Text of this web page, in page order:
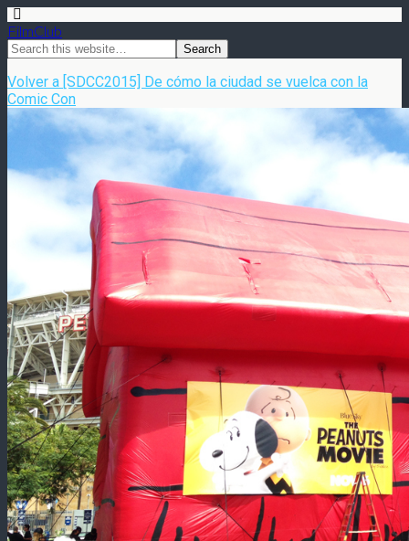
FilmClub
Volver a [SDCC2015] De cómo la ciudad se vuelca con la
Comic Con